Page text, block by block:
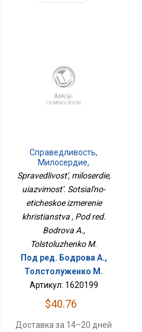
Справедливость,
Милосердие,
Уязвимость. Социально-
Этическое Измерение
Христианства
Spravedlivost', miloserdie,
uiazvimost'. Sotsial'no-
eticheskoe izmerenie
khristianstva , Pod red.
Bodrova A.,
Tolstoluzhenko M.
Под ред. Бодрова А.,
Толстолуженко М.
Артикул: 1620199
$40.76
Доставка за 14–20 дней